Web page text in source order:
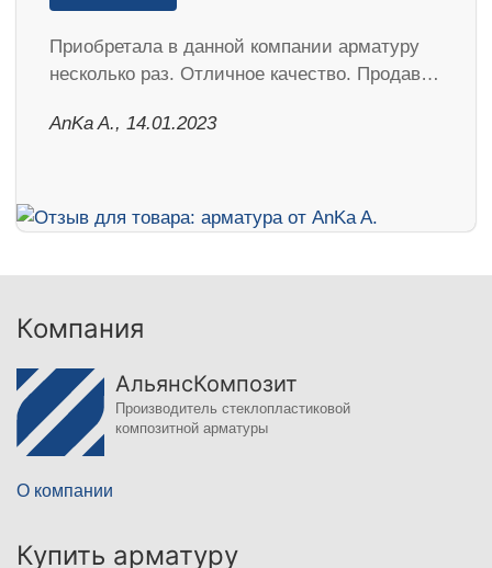
Приобретала в данной компании арматуру
несколько раз. Отличное качество. Продав…
AnKa A., 14.01.2023
Компания
АльянсКомпозит
Производитель стеклопластиковой
композитной арматуры
О компании
Купить арматуру